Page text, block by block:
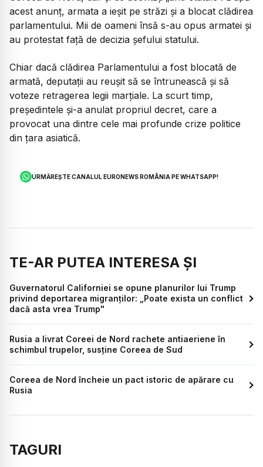
acest anunț, armata a ieșit pe străzi și a blocat clădirea
parlamentului. Mii de oameni însă s-au opus armatei și
au protestat față de decizia șefului statului.
Chiar dacă clădirea Parlamentului a fost blocată de
armată, deputații au reușit să se întrunească și să
voteze retragerea legii marțiale. La scurt timp,
președintele și-a anulat propriul decret, care a
provocat una dintre cele mai profunde crize politice
din țara asiatică.
URMĂREȘTE CANALUL EURONEWS ROMÂNIA PE WHATSAPP!
TE-AR PUTEA INTERESA ȘI
Guvernatorul Californiei se opune planurilor lui Trump
privind deportarea migranților: „Poate exista un conflict
dacă asta vrea Trump"
Rusia a livrat Coreei de Nord rachete antiaeriene în
schimbul trupelor, susţine Coreea de Sud
Coreea de Nord încheie un pact istoric de apărare cu
Rusia
TAGURI